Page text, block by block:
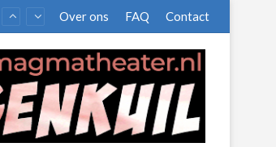
Over ons FAQ Contact